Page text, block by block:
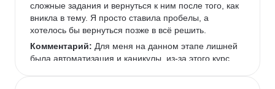
сложные задания и вернуться к ним после того, как
вникла в тему. Я просто ставила пробелы, а
хотелось бы вернуться позже в всё решить.
Комментарий: Для меня на данном этапе лишней
была автоматизация и каникулы, из-за этого курс